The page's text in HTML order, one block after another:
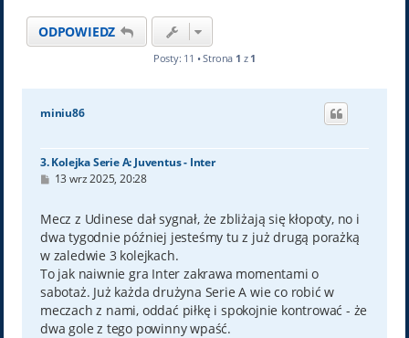
ODPOWIEDZ
Posty: 11 • Strona 1 z 1
miniu86
3. Kolejka Serie A: Juventus - Inter
P
t
13 wrz 2025, 20:28
Mecz z Udinese dał sygnał, że zbliżają się kłopoty, no i
dwa tygodnie później jesteśmy tu z już drugą porażką
w zaledwie 3 kolejkach.
To jak naiwnie gra Inter zakrawa momentami o
sabotaż. Już każda drużyna Serie A wie co robić w
meczach z nami, oddać piłkę i spokojnie kontrować - że
dwa gole z tego powinny wpaść.